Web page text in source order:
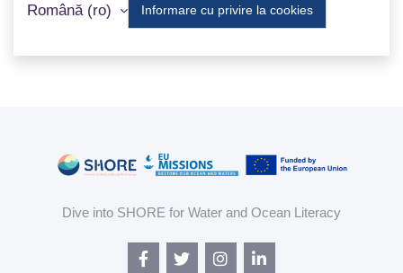
Română ‎(ro)‎ Informare cu privire la cookies
Dive into SHORE for Water and Ocean Literacy